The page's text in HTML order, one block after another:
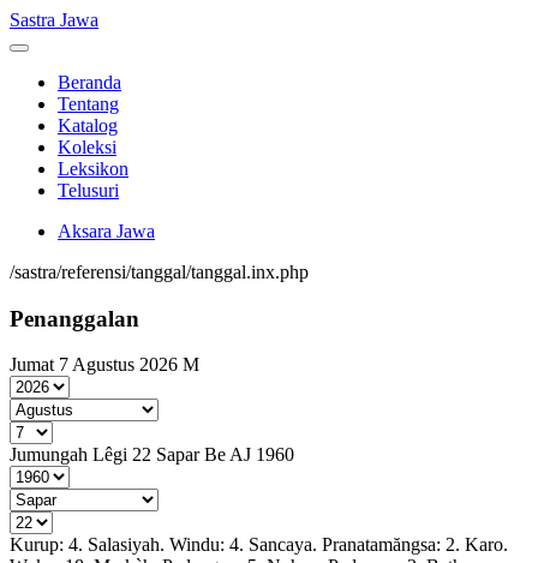
Sastra Jawa
Beranda
Tentang
Katalog
Koleksi
Leksikon
Telusuri
Aksara Jawa
/sastra/referensi/tanggal/tanggal.inx.php
Penanggalan
Jumat 7 Agustus 2026 M
Jumungah Lêgi 22 Sapar Be AJ 1960
Kurup: 4. Salasiyah. Windu: 4. Sancaya. Pranatamăngsa: 2. Karo.